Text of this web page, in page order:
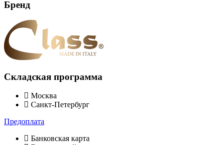
Бренд
Складская программа
Москва
Санкт-Петербург
Предоплата
Банковская карта